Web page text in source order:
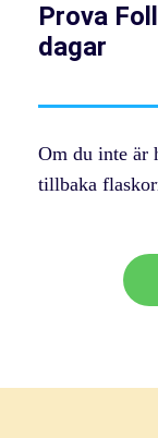
Prova
dagar
Om du inte är
tillbaka